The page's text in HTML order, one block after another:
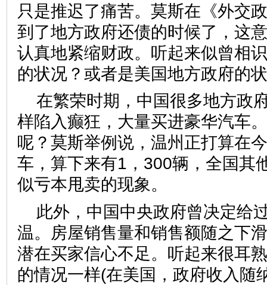
只是推迟了痛苦。莫斯在《外交
到了地方政府还债的时候了，这
认真地紧缩财政。听起来似曾相
的状况？或者是美国地方政府的
在繁荣时期，中国很多地方政
样陷入癫狂，大量买进豪华汽车
呢？莫斯举例说，温州正打算在
车，算下来有1，300辆，全国其
似亏本甩卖的现象。
此外，中国中央政府曾决定给
温。房屋销售量和销售额随之下
潜在买家信心不足。听起来很耳
的情况一样(在美国，政府收入随